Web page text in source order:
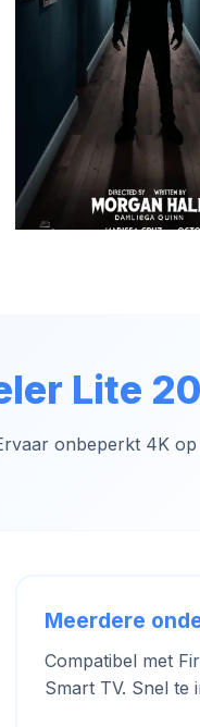
Lite
onbeperkt 4K
Meerdere
Compatibel met
Smart TV. Snel te